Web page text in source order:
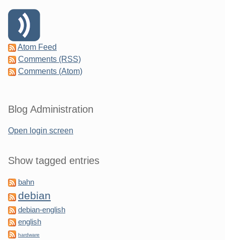
Atom Feed
Comments (RSS)
Comments (Atom)
Blog Administration
Open login screen
Show tagged entries
bahn
debian
debian-english
english
hardware